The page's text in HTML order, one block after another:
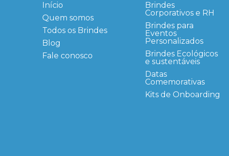
Início
Quem somos
← Back
FAQ
Sitemap
Todos os Brindes
← Back
Agendas
Personalizadas
Anotação
Personalizado
Blog
Fale conosco
Brindes
Corporativos e RH
Brindes para
Eventos
Personalizados
Brindes Ecológicos
e sustentáveis
Datas
Comemorativas
Kits de Onboarding